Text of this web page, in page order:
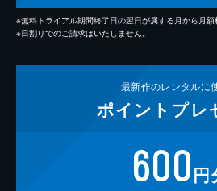
※無料トライアル期間終了日の翌日が属する月から月額
※日割りでのご請求はいたしません。
最新作のレンタルに
ポイント プレ
600円